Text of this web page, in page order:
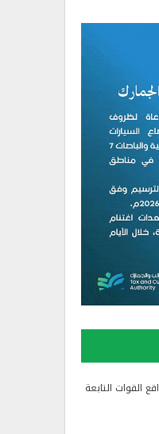
القوات التابعة